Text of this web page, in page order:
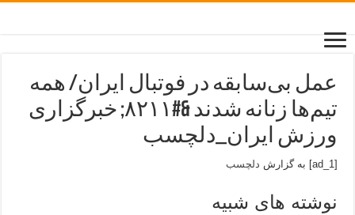
عمل بی‌سابقه در فوتبال ایران/ همه
تیم‌ها زنانه شدند &#۸۲۱۱; خبرگزاری
ورزش ایران_دلچسب
[ad_1] به گزارش دلچسب
نوشته های شبیه